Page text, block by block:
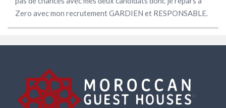
Zero avec mon recrutement GARDIEN et RESPONSABLE.